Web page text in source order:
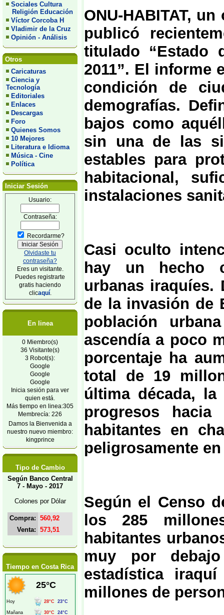
Sociales Cultura
Religión Educación
Víctor Corcoba H
Vladimir de la Cruz
Opinión - Análisis
Otros
Caricaturas
Ciencia y
Tecnología
Editoriales
Enlaces
Descargas
Foro
Quienes Somos
10 Mejores
Literatura e Idioma
Música - Cine
Política
Iniciar Sesión
Usuario:
Contraseña:
Recordarme?
Olvidaste tu
contraseña?
Eres un visitante.
Puedes registrarte
gratis haciendo
clicaquí.
En linea
0 Miembro(s)
36 Visitante(s)
3 Robot(s):
Google
Google
Google
Inicia sesión para ver
quien está.
Más tiempo en linea:305
Membrecía: 226
Damos la Bienvenida a
nuestro nuevo miembro:
kingprince
Tipo de Cambio
Según Banco Central
7 - Mayo - 2017
Colones por Dólar
Compra: 560,92
Venta: 573,51
Tiempo en Costa Rica
ONU-HABITAT,
publicó
titulado “Estado
2011”. El informe
condición de
demografías.
bajos como
sin una de las
estables para
habitacional,
instalaciones
Casi oculto
hay un hecho
urbanas iraquíes.
de la invasión de
población
ascendía a poco
porcentaje ha
total de 19
última década,
progresos
habitantes en
peligrosamente
Según el Censo
los 285
habitantes
muy por
estadística
millones de